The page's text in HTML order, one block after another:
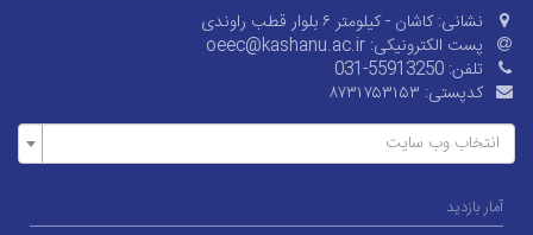
نشانی: کاشان - کیلومتر ۶ بلوار قطب راوندی
پست الکترونیکی: oeec@kashanu.ac.ir
تلفن: 031-55913250
کدپستی: ۸۷۳۱۷۵۳۱۵۳
انتخاب وب سایت
آمار بازدید